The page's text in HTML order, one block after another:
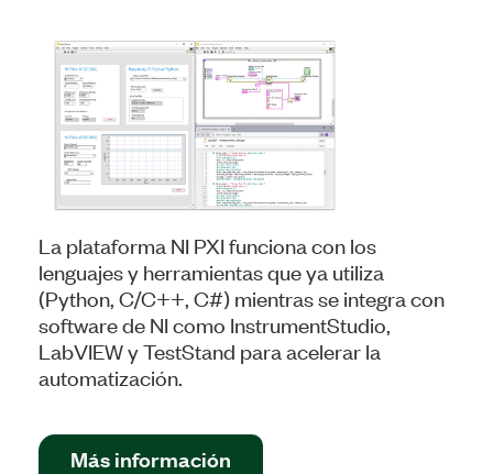
La plataforma NI PXI funciona con los
lenguajes y herramientas que ya utiliza
(Python, C/C++, C#) mientras se integra con
software de NI como InstrumentStudio,
LabVIEW y TestStand para acelerar la
automatización.
Más información